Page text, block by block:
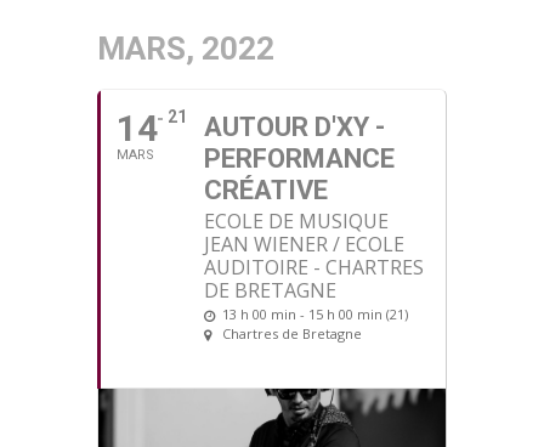
MARS, 2022
14
MARS
21
AUTOUR D'XY -
PERFORMANCE
CRÉATIVE
ECOLE DE MUSIQUE
JEAN WIENER / ECOLE
AUDITOIRE - CHARTRES
DE BRETAGNE
13 h 00 min - 15 h 00 min (21)
Chartres de Bretagne